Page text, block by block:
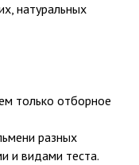
натуральных
только отборное
разных
и видами теста.